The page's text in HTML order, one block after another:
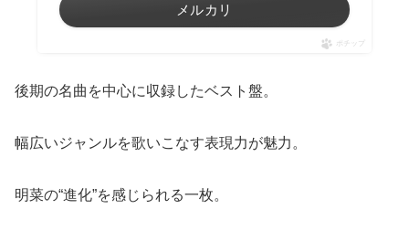
メルカリ
ポチップ
後期の名曲を中心に収録したベスト盤。
幅広いジャンルを歌いこなす表現力が魅力。
明菜の“進化”を感じられる一枚。